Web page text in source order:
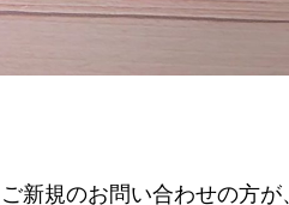
新規のお問い合わせの方が